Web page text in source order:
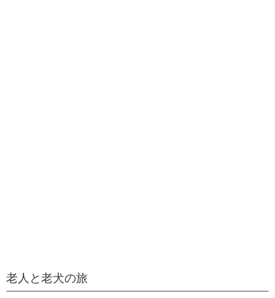
老人と老犬の旅